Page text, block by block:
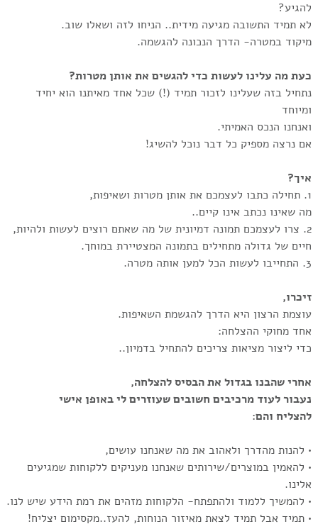
להגיע?
לא תמיד התשובה מגיעה מידית.. הניחו לזה ושאלו שוב.
מיקוד במטרה- הדרך הנכונה להגשמה.
כעת מה עלינו לעשות כדי להגשים את אותן מטרות?
נתחיל בזה שעלינו לזכור תמיד (!) שכל אחד מאיתנו הוא יחיד
ומיוחד
ואנחנו הנכס האמיתי.
אם נרצה מספיק כל דבר נוכל להשיג!
איך?
1. תחילה כתבו לעצמכם את אותן מטרות ושאיפות,
מה שאינו נכתב אינו קיים..
2. צרו לעצמכם תמונה דמיונית של מה שאתם רוצים לעשות ולהיות,
חיים של גדולה מתחילים בתמונה המצטיירת במוחך.
3. התחייבו לעשות הכל למען אותה מטרה.
זיכרו,
עוצמת הרצון היא הדרך להגשמת השאיפות.
אחד מחוקי ההצלחה:
כדי ליצור מציאות צריכים להתחיל בדמיון..
אחרי שהבנו בגדול את הבסיס להצלחה,
נעבור לעוד מרכיבים חשובים שעוזרים לי באופן אישי
להצליח והם:
• להנות מהדרך ולאהוב את מה שאנחנו עושים,
• להאמין במוצרים/שירותים שאנחנו מעניקים ללקוחות שמגיעים
אלינו.
• להמשיך ללמוד ולהתפתח- הלקוחות מזהים את רמת הידע שיש לנו.
• תמיד אבל תמיד לצאת מאיזור הנוחות, להעז..מקסימום יצליח!